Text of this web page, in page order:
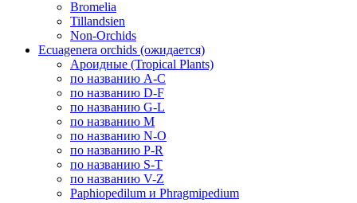
Bromelia
Tillandsien
Non-Orchids
Ecuagenera orchids (ожидается)
Ароидные (Tropical Plants)
по названию A-C
по названию D-F
по названию G-L
по названию M
по названию N-O
по названию P-R
по названию S-T
по названию V-Z
Paphiopedilum и Phragmipedium